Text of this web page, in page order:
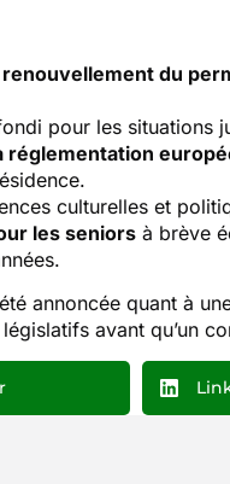
du
pour les situations
réglementation
culturelles et
les seniors à brève
été annoncée quant à
avant qu’un